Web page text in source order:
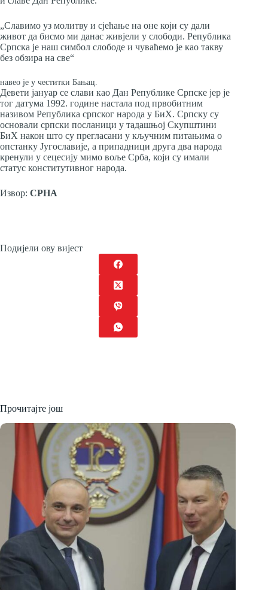
„Славимо уз молитву и сјећање на оне који су дали
живот да бисмо ми данас живјели у слободи. Република
Српска је наш симбол слободе и чуваћемо је као такву
без обзира на све“
навео је у честитки Бањац.
Девети јануар се слави као Дан Републике Српске јер је
тог датума 1992. године настала под првобитним
називом Република српског народа у БиХ. Српску су
основали српски посланици у тадашњој Скупштини
БиХ након што су прегласани у кључним питањима о
опстанку Југославије, а припадници друга два народа
кренули у сецесију мимо воље Срба, који су имали
статус конститутивног народа.
Извор: СРНА
Подијели ову вијест
Прочитајте још